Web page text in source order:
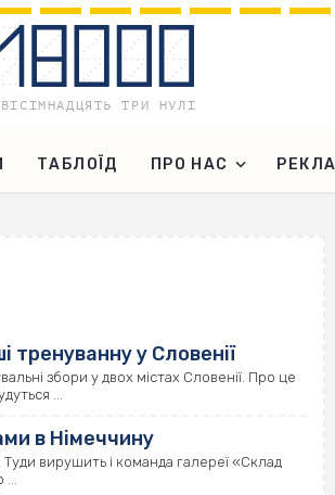
ТАБЛОЇД ПРО НАС
у Словенії
збори у двох містах Словенії. Про це
...
в Німеччину
Туди вирушить і команда галереї «Склад
...